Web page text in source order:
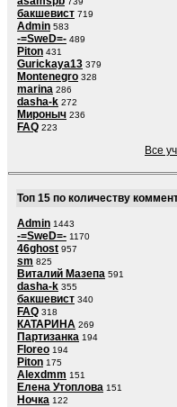
бакшевист 719
Admin 583
-=SweD=- 489
Piton 431
Gurickaya13 379
Montenegro 328
marina 286
dasha-k 272
Мироныч 236
FAQ 223
Все
Топ 15 по количеству
Admin 1443
-=SweD=- 1170
46ghost 957
sm 825
Виталий Мазепа 591
dasha-k 355
бакшевист 340
FAQ 318
КАТАРИНА 269
Партизанка 194
Floreo 194
Piton 175
Alexdmm 151
Елена Утоплова 151
Ночка 122